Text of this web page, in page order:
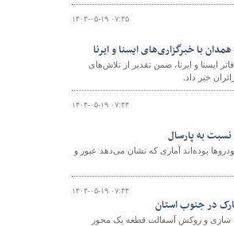
۱۴۰۴-۰۵-۱۹ ۰۷:۴۵
با خبرگزاری‌های ایسنا و ایرنا
ایسنا و ایرنا، ضمن تقدیر از تلاش‌های
خبر داد.
۱۴۰۴-۰۵-۱۹ ۰۷:۴۴
بوده‌اند آماری که نشان می‌دهد عبور و
۱۴۰۴-۰۵-۱۹ ۰۷:۴۴
در جنوب استان
سازی و روکش آسفالت قطعه یک محور